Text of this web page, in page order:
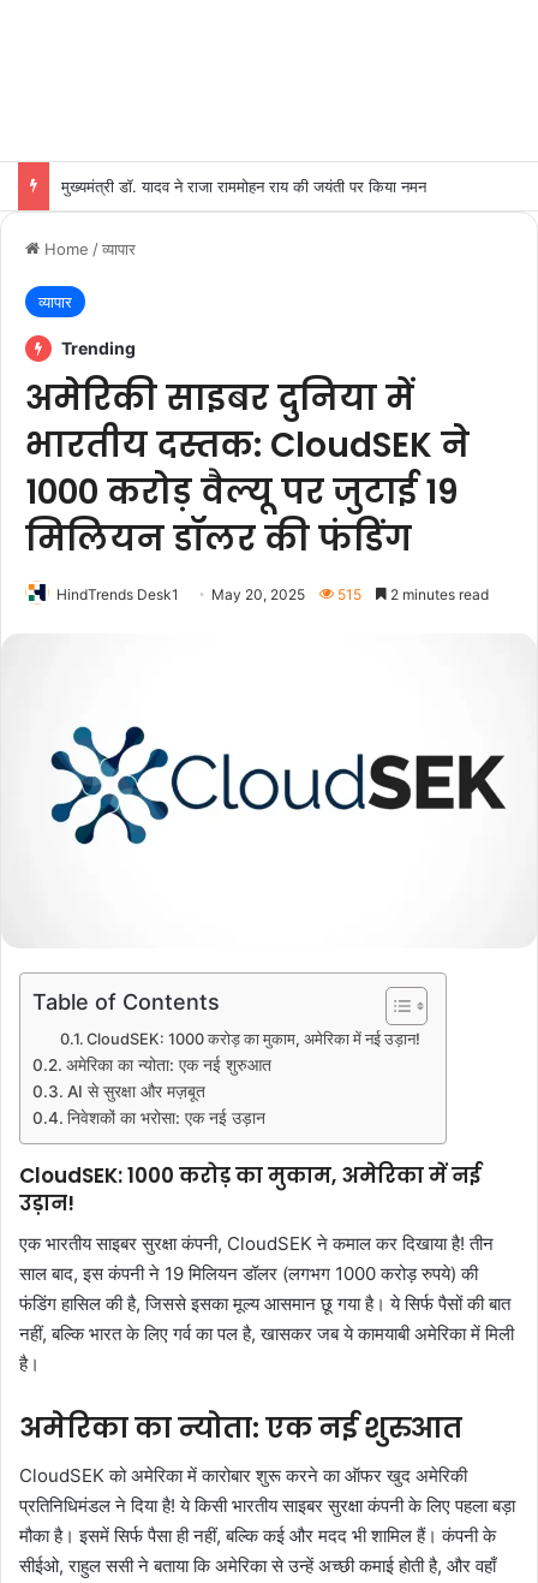
मुख्यमंत्री डॉ. यादव ने राजा राममोहन राय की जयंती पर किया नमन
Home /व्यापार
व्यापार
Trending
अमेरिकी साइबर दुनिया में
भारतीय दस्तक: CloudSEK ने
1000 करोड़ वैल्यू पर जुटाई 19
मिलियन डॉलर की फंडिंग
HindTrends Desk1 May 20, 2025 515 2 minutes read
Table of Contents
CloudSEK: 1000 करोड़ का मुकाम, अमेरिका में नई उड़ान!
अमेरिका का न्योता: एक नई शुरुआत
AI से सुरक्षा और मज़बूत
निवेशकों का भरोसा: एक नई उड़ान
CloudSEK: 1000 करोड़ का मुकाम, अमेरिका में नई
उड़ान!
एक भारतीय साइबर सुरक्षा कंपनी, CloudSEK ने कमाल कर दिखाया है! तीन
साल बाद, इस कंपनी ने 19 मिलियन डॉलर (लगभग 1000 करोड़ रुपये) की
फंडिंग हासिल की है, जिससे इसका मूल्य आसमान छू गया है। ये सिर्फ पैसों की बात
नहीं, बल्कि भारत के लिए गर्व का पल है, खासकर जब ये कामयाबी अमेरिका में मिली
है।
अमेरिका का न्योता: एक नई शुरुआत
CloudSEK को अमेरिका में कारोबार शुरू करने का ऑफर खुद अमेरिकी
प्रतिनिधिमंडल ने दिया है! ये किसी भारतीय साइबर सुरक्षा कंपनी के लिए पहला बड़ा
मौका है। इसमें सिर्फ पैसा ही नहीं, बल्कि कई और मदद भी शामिल हैं। कंपनी के
सीईओ, राहुल ससी ने बताया कि अमेरिका से उन्हें अच्छी कमाई होती है, और वहाँ